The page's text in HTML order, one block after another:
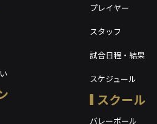
プレイヤー
スタッフ
試合日程・結果
スケジュール
スクール
バレーボール